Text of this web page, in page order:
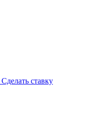
Сделать ставку